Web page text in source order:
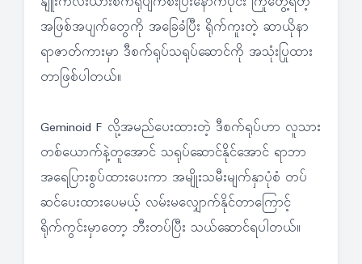
အဖြစ်အပျက်တွေကို အခြေခံပြီး ရိုက်ကူးတဲ့ ဆာယိုနာ
ရာဇာတ်ကားမှာ ဒီစက်ရုပ်သရုပ်ဆောင်ကို အသုံးပြုထား
တာဖြစ်ပါတယ်။
Geminoid F လို့အမည်ပေးထားတဲ့ ဒီစက်ရုပ်ဟာ လူသား
တစ်ယောက်နဲ့တူအောင် သရုပ်ဆောင်နိုင်အောင် ရာဘာ
အရေပြားစွပ်ထားပေးကာ အမျိုးသမီးမျက်နှာပုံစံ တပ်
ဆင်ပေးထားပေမယ့် လမ်းမလျှောက်နိုင်တာကြောင့်
ရိုက်ကွင်းမှာတော့ ဘီးတပ်ပြီး သယ်ဆောင်ရပါတယ်။